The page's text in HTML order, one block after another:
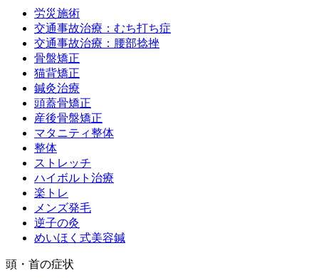
労災施術
交通事故治療：むち打ち症
交通事故治療：腰部捻挫
骨盤矯正
猫背矯正
鍼灸治療
頭蓋骨矯正
産後骨盤矯正
マタニティ整体
整体
ストレッチ
ハイボルト治療
楽トレ
メンズ発毛
逆子の灸
めいほく式美容鍼
頭・首の症状